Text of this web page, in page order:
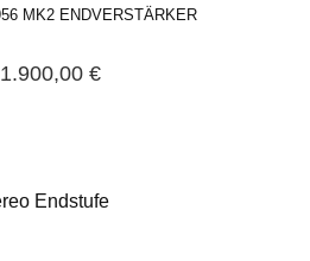
MK2 ENDVERSTÄRKER
€